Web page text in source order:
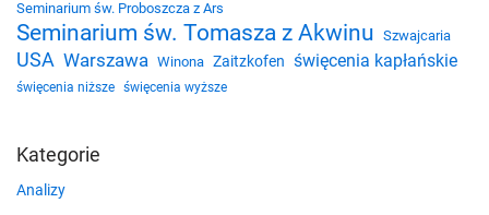
Seminarium św. Proboszcza z Ars
Seminarium św. Tomasza z Akwinu Szwajcaria
USA Warszawa Winona Zaitzkofen święcenia kapłańskie
święcenia niższe święcenia wyższe
Kategorie
Analizy